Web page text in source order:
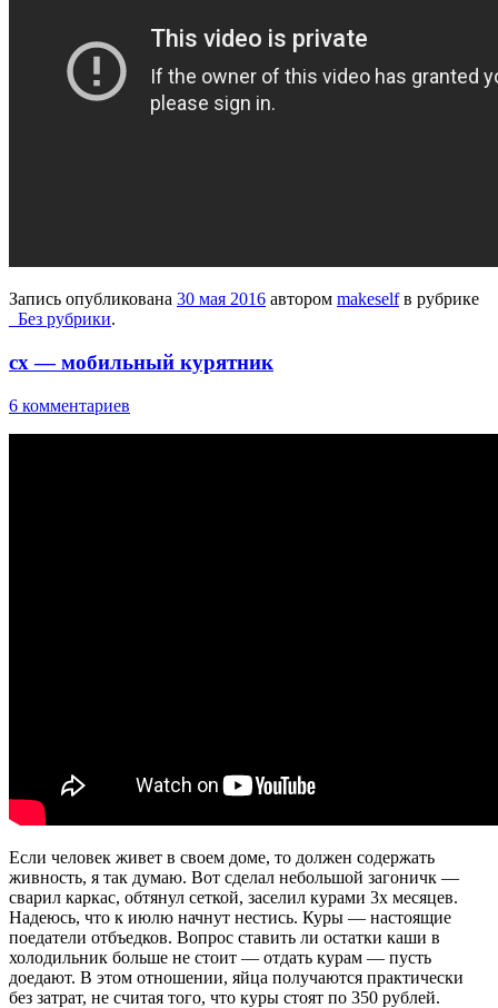
Запись опубликована 30 мая 2016 автором makeselfв рубрике
_Без рубрики.
сх — мобильный курятник
6 комментариев
Если человек живет в своем доме, то должен содержать
живность, я так думаю. Вот сделал небольшой загоничк —
сварил каркас, обтянул сеткой, заселил курами 3х месяцев.
Надеюсь, что к июлю начнут нестись. Куры — настоящие
поедатели отбъедков. Вопрос ставить ли остатки каши в
холодильник больше не стоит — отдать курам — пусть
доедают. В этом отношении, яйца получаются практически
без затрат, не считая того, что куры стоят по 350 рублей.